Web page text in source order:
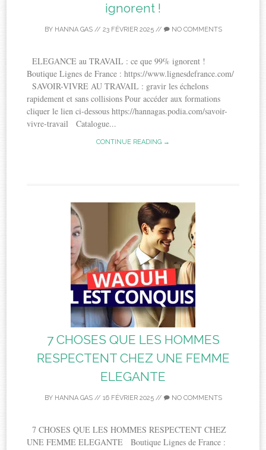
ignorent !
BY HANNA GAS// 23 FÉVRIER 2025// NO COMMENTS
ELEGANCE au TRAVAIL : ce que 99% ignorent !
Boutique Lignes de France : https://www.lignesdefrance.com/
SAVOIR-VIVRE AU TRAVAIL : gravir les échelons
rapidement et sans collisions Pour accéder aux formations
cliquer le lien ci-dessous https://hannagas.podia.com/savoir-
vivre-travail Catalogue...
CONTINUE READING →
7 CHOSES QUE LES HOMMES
RESPECTENT CHEZ UNE FEMME
ELEGANTE
BY HANNA GAS// 16 FÉVRIER 2025// NO COMMENTS
7 CHOSES QUE LES HOMMES RESPECTENT CHEZ
UNE FEMME ELEGANTE Boutique Lignes de France :